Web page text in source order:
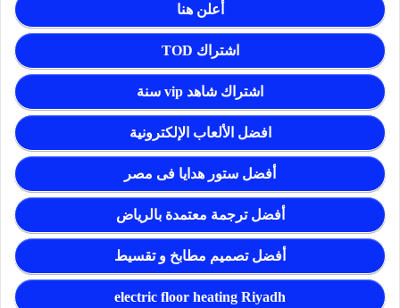
أعلن هنا
اشتراك TOD
اشتراك شاهد vip سنة
افضل الألعاب الإلكترونية
أفضل ستور هدايا فى مصر
أفضل ترجمة معتمدة بالرياض
أفضل تصميم مطابخ و تقسيط
electric floor heating Riyadh